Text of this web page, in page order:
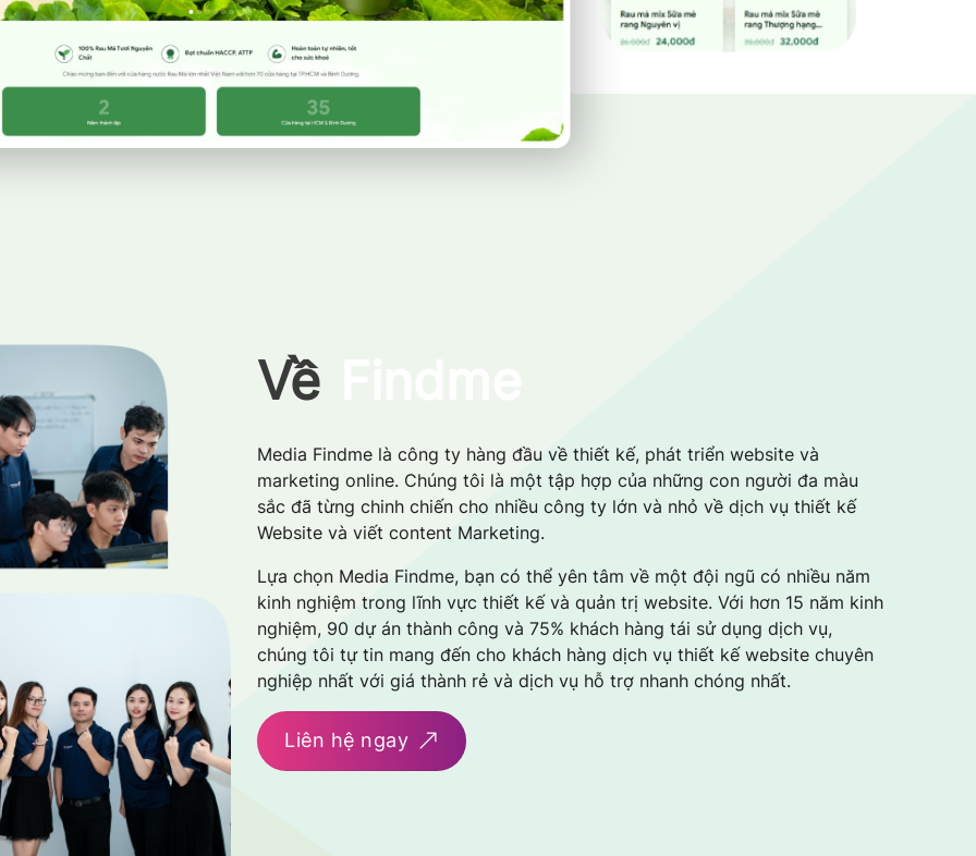
Về
Media Findme là công ty hàng đầu về thiết kế, phát triển website và
marketing online. Chúng tôi là một tập hợp của những con người đa màu
sắc đã từng chinh chiến cho nhiều công ty lớn và nhỏ về dịch vụ thiết kế
Website và viết content Marketing.
Lựa chọn Media Findme, bạn có thể yên tâm về một đội ngũ có nhiều năm
kinh nghiệm trong lĩnh vực thiết kế và quản trị website. Với hơn 15 năm kinh
nghiệm, 90 dự án thành công và 75% khách hàng tái sử dụng dịch vụ,
chúng tôi tự tin mang đến cho khách hàng dịch vụ thiết kế website chuyên
nghiệp nhất với giá thành rẻ và dịch vụ hỗ trợ nhanh chóng nhất.
Liên hệ ngay